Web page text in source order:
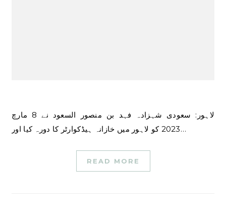
لاہور: سعودی شہزادہ فہد بن منصور السعود نے 8 مارچ
2023 کو لاہور میں خازانہ ہیڈکوارٹر کا دورہ کیا اور…
READ MORE